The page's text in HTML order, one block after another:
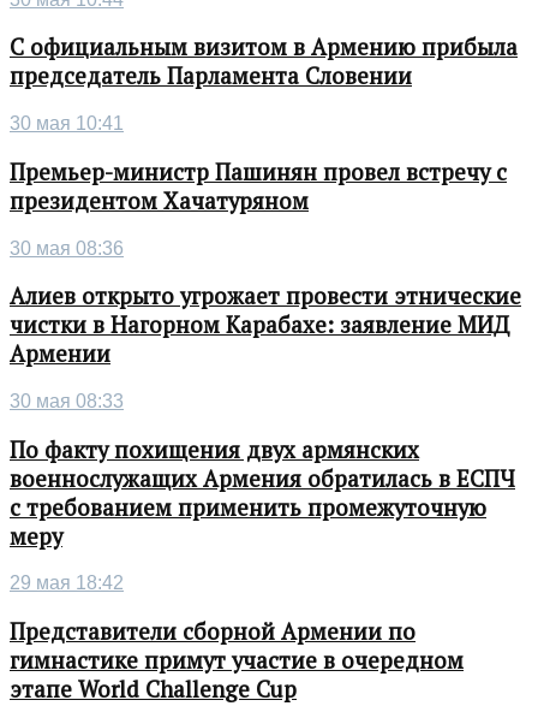
С официальным визитом в Армению прибыла
председатель Парламента Словении
30 мая 10:41
Премьер-министр Пашинян провел встречу с
президентом Хачатуряном
30 мая 08:36
Алиев открыто угрожает провести этнические
чистки в Нагорном Карабахе: заявление МИД
Армении
30 мая 08:33
По факту похищения двух армянских
военнослужащих Армения обратилась в ЕСПЧ
с требованием применить промежуточную
меру
29 мая 18:42
Представители сборной Армении по
гимнастике примут участие в очередном
этапе World Challenge Cup